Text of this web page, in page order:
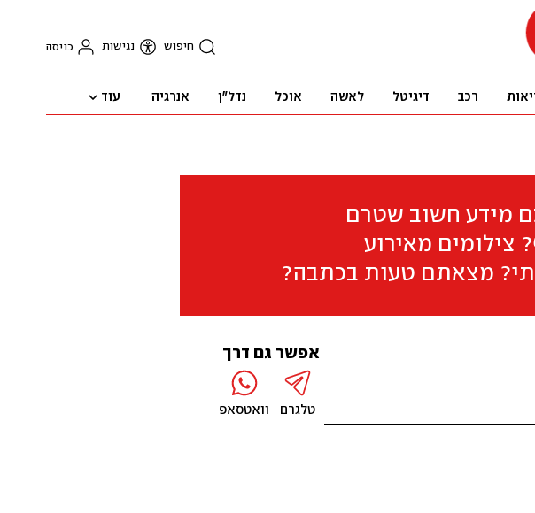
חיפוש נגישות כניסה
רכב דיגיטל לאשה אוכל נדל"ן אנרגיה עוד
מידע חשוב שטרם
צילומים מאירוע
מצאתם טעות בכתבה?
אפשר גם דרך
טלגרם וואטסאפ